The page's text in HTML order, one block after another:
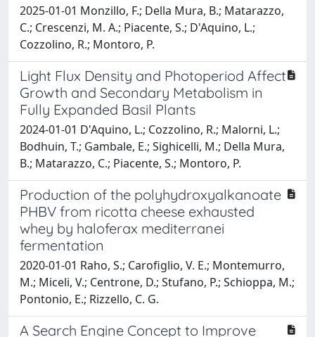
2025-01-01 Monzillo, F.; Della Mura, B.; Matarazzo,
C.; Crescenzi, M. A.; Piacente, S.; D'Aquino, L.;
Cozzolino, R.; Montoro, P.
Light Flux Density and Photoperiod Affect
Growth and Secondary Metabolism in
Fully Expanded Basil Plants
2024-01-01 D'Aquino, L.; Cozzolino, R.; Malorni, L.;
Bodhuin, T.; Gambale, E.; Sighicelli, M.; Della Mura,
B.; Matarazzo, C.; Piacente, S.; Montoro, P.
Production of the polyhydroxyalkanoate
PHBV from ricotta cheese exhausted
whey by haloferax mediterranei
fermentation
2020-01-01 Raho, S.; Carofiglio, V. E.; Montemurro,
M.; Miceli, V.; Centrone, D.; Stufano, P.; Schioppa, M.;
Pontonio, E.; Rizzello, C. G.
A Search Engine Concept to Improve